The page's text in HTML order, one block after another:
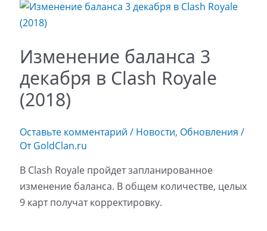
Изменение баланса 3
декабря в Clash Royale
(2018)
Оставьте комментарий / Новости, Обновления /
От GoldClan.ru
В Clash Royale пройдет запланированное
изменение баланса. В общем количестве, целых
9 карт получат корректировку.